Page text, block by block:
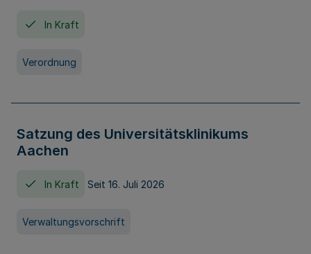
In Kraft
Verordnung
Satzung des Universitätsklinikums
Aachen
In Kraft Seit 16. Juli 2026
Verwaltungsvorschrift